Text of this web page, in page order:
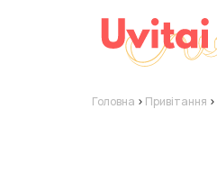
Головна > Привітання >